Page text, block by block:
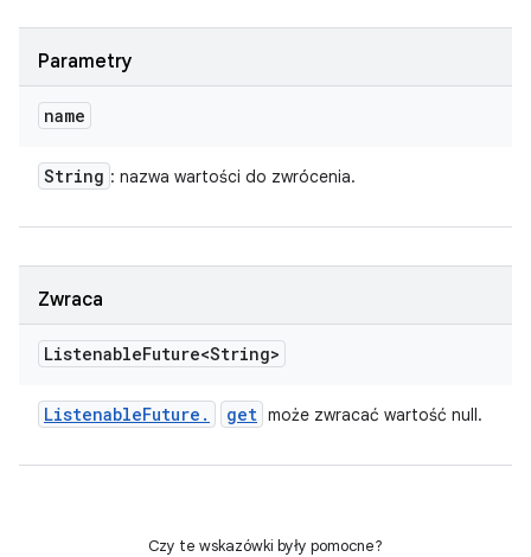
Parametry
name
String : nazwa wartości do zwrócenia.
Zwraca
ListenableFuture<String>
ListenableFuture . get może zwracać wartość null.
Czy te wskazówki były pomocne?